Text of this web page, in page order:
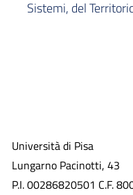
Sistemi, del
Università di Pisa
Lungarno Pacinotti, 43
P.I. 00286820501 C.F.